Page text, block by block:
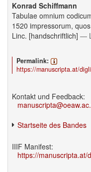
Konrad Schiffmann
Tabulae omnium
1520 impressorum,
Linc. [handschriftlich] —
Permalink:
https://manuscripta.at/
Kontakt und Feedback:
Startseite des Bandes
IIIF Manifest:
https://manuscripta.at/